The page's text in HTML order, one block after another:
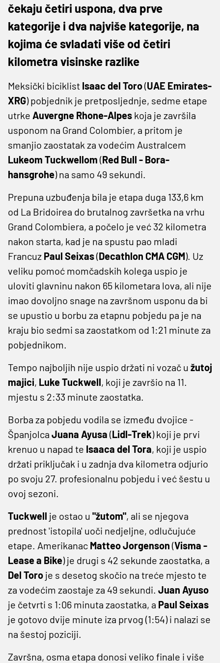
čekaju četiri uspona, dva prve
kategorije i dva najviše kategorije, na
kojima će svladati više od četiri
kilometra visinske razlike
Meksički biciklist Isaac del Toro(UAE Emirates-
XRG) pobjednik je pretposljednje, sedme etape
utrke Auvergne Rhone-Alpes koja je završila
usponom na Grand Colombier, a pritom je
smanjio zaostatak za vodećim Australcem
Lukeom Tuckwellom (Red Bull - Bora-
hansgrohe) na samo 49 sekundi.
Prepuna uzbuđenja bila je etapa duga 133,6 km
od La Bridoirea do brutalnog završetka na vrhu
Grand Colombiera, a počelo je već 32 kilometra
nakon starta, kad je na spustu pao mladi
Francuz Paul Seixas(Decathlon CMA CGM). Uz
veliku pomoć momčadskih kolega uspio je
uloviti glavninu nakon 65 kilometara lova, ali nije
imao dovoljno snage na završnom usponu da bi
se upustio u borbu za etapnu pobjedu pa je na
kraju bio sedmi sa zaostatkom od 1:21 minute za
pobjednikom.
Tempo najboljih nije uspio držati ni vozač u žutoj
majici, Luke Tuckwell, koji je završio na 11.
mjestu s 2:33 minute zaostatka.
Borba za pobjedu vodila se između dvojice -
Španjolca Juana Ayusa (Lidl-Trek) koji je prvi
krenuo u napad te Isaaca del Tora, koji je uspio
držati priključak i u zadnja dva kilometra odjurio
po svoju 27. profesionalnu pobjedu i već šestu u
ovoj sezoni.
Tuckwell je ostao u "žutom", ali se njegova
prednost 'istopila' uoči nedjeljne, odlučujuće
etape. Amerikanac Matteo Jorgenson (Visma -
Lease a Bike) je drugi s 42 sekunde zaostatka, a
Del Toro je s desetog skočio na treće mjesto te
za vodećim zaostaje za 49 sekundi. Juan Ayuso
je četvrti s 1:06 minuta zaostatka, a Paul Seixas
je gotovo dvije minute iza prvog (1:54) i nalazi se
na šestoj poziciji.
Završna, osma etapa donosi veliko finale i više